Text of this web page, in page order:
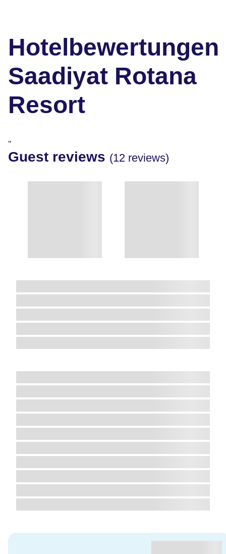
Hotelbewertungen
Saadiyat Rotana
Resort
"
Guest reviews (12 reviews)